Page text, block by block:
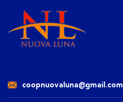
coopnuovaluna@gmail.com